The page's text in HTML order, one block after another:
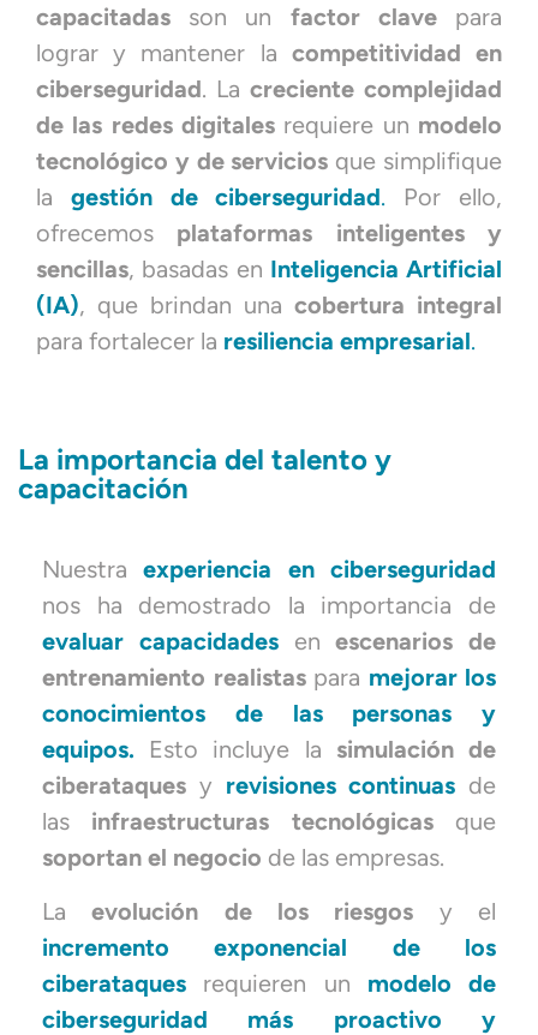
capacitadas son un factor clavepara
lograr y mantener la competitividad en
ciberseguridad. La creciente complejidad
de las redes digitales requiere un modelo
tecnológico y de servicios que simplifique
la gestión de ciberseguridad. Por ello,
ofrecemos plataformas inteligentes y
sencillas, basadas en Inteligencia Artificial
(IA), que brindan una cobertura integral
para fortalecer la resiliencia empresarial.
La importancia del talento y
capacitación
Nuestraexperiencia en ciberseguridad
nos ha demostrado la importancia de
evaluar capacidadesenescenarios de
entrenamiento realistaspara mejorar los
conocimientos de las personas y
equipos. Esto incluye la simulación de
ciberataques y revisiones continuas de
las infraestructuras tecnológicasque
soportan el negocio de las empresas.
Laevolución de los riesgos y el
incremento exponencial de los
ciberataques requieren un modelo de
ciberseguridad más proactivo y